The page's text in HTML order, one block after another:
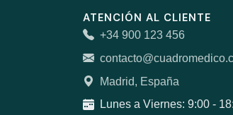
ATENCIÓN AL CLIENTE
+34 900 123 456
Madrid, España
Lunes a Viernes: 9:00 -